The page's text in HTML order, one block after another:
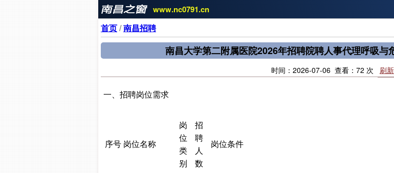
www.nc0791.cn
首页/南昌招聘
南昌大学第二附属医院2026年招聘院聘人事代理呼吸与
时间：2026-07-06 查看：72 次 刷新
一、招聘岗位需求
序号 岗位名称
岗
位
类
别
招
聘
人
数
岗位条件